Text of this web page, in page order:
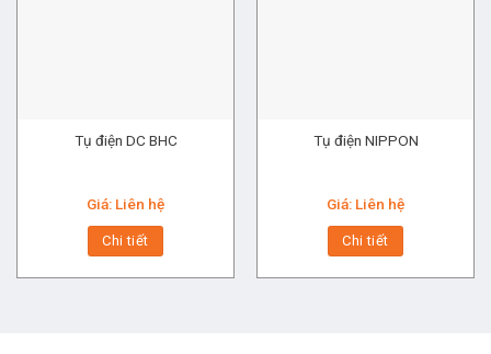
Tụ điện DC BHC
Giá: Liên hệ
Chi tiết
Tụ điện NIPPON
Giá: Liên hệ
Chi tiết